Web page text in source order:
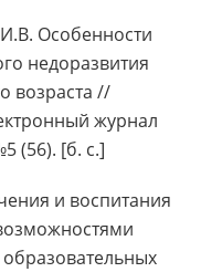
Особенности
недоразвития
возраста //
журнал
(56). [б. с.]
и воспитания